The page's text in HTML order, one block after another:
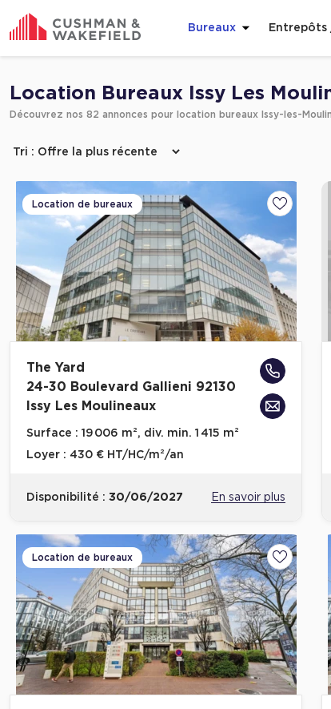
Bureaux
Location Bureaux Issy Les
Découvrez nos 82 annonces pour location bureaux Issy-les-
Location de bureaux
Ajouter
The Yard
24-30 Boulevard Gallieni 92130
Issy Les Moulineaux
Surface : 19 006 m², div. min. 1 415 m²
Loyer : 430 € HT/HC/m²/an
Disponibilité : 30/06/2027 En savoir plus
Location de bureaux
Ajouter